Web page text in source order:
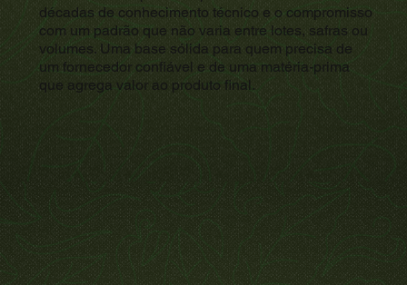
décadas de conhecimento técnico e o compromisso
com um padrão que não varia entre lotes, safras ou
volumes. Uma base sólida para quem precisa de
um fornecedor confiável e de uma matéria-prima
que agrega valor ao produto final.